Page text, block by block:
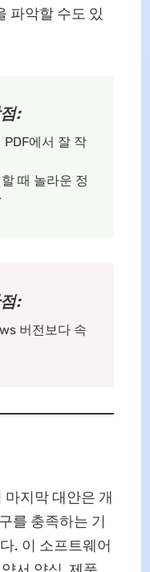
파악할 수도 있
:
에서 잘 작
때 놀라운 정
:
버전보다 속
마지막 대안은 개
를 충족하는 기
. 이 소프트웨어